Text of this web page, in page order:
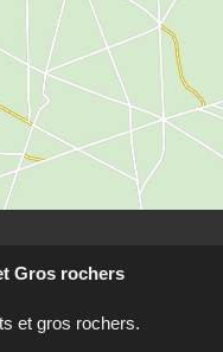
Gros rochers
et gros rochers.